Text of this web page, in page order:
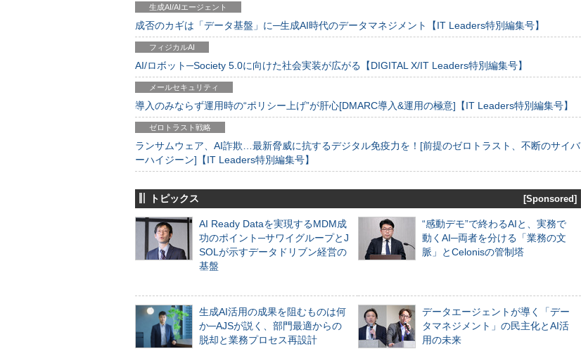
生成AI/AIエージェント
成否のカギは「データ基盤」に─生成AI時代のデータマネジメント【IT Leaders特別編集号】
フィジカルAI
AI/ロボット─Society 5.0に向けた社会実装が広がる【DIGITAL X/IT Leaders特別編集号】
メールセキュリティ
導入のみならず運用時の“ポリシー上げ”が肝心[DMARC導入&運用の極意]【IT Leaders特別編集号】
ゼロトラスト戦略
ランサムウェア、AI詐欺…最新脅威に抗するデジタル免疫力を！[前提のゼロトラスト、不断のサイバ
ーハイジーン]【IT Leaders特別編集号】
トピックス [Sponsored]
AI Ready Dataを実現するMDM成
功のポイント─サワイグループとJ
SOLが示すデータドリブン経営の
基盤
“感動デモ”で終わるAIと、実務で
動くAI─両者を分ける「業務の文
脈」とCelonisの管制塔
生成AI活用の成果を阻むものは何
か─AJSが説く、部門最適からの
脱却と業務プロセス再設計
データエージェントが導く「デー
タマネジメント」の民主化とAI活
用の未来